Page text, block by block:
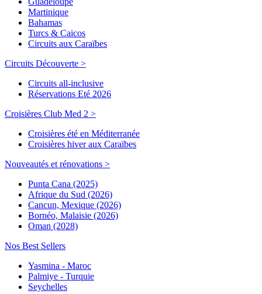
Martinique
Bahamas
Turcs & Caicos
Circuits aux Caraïbes
Circuits Découverte >
Circuits all-inclusive
Réservations Eté 2026
Croisières Club Med 2 >
Croisières été en Méditerranée
Croisières hiver aux Caraïbes
Nouveautés et rénovations >
Punta Cana (2025)
Afrique du Sud (2026)
Cancun, Mexique (2026)
Bornéo, Malaisie (2026)
Oman (2028)
Nos Best Sellers
Yasmina - Maroc
Palmiye - Turquie
Seychelles